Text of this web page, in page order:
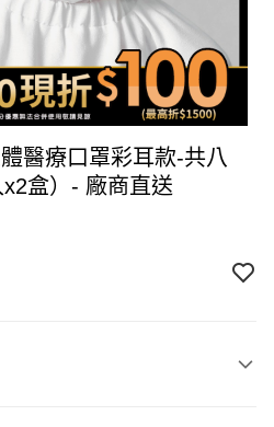
醫療口罩彩耳款-共八
盒）- 廠商直送